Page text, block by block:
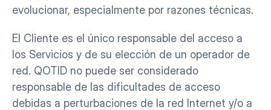
evolucionar, especialmente por razones técnicas.
El Cliente es el único responsable del acceso a
los Servicios y de su elección de un operador de
red. QOTID no puede ser considerado
responsable de las dificultades de acceso
debidas a perturbaciones de la red Internet y/o a